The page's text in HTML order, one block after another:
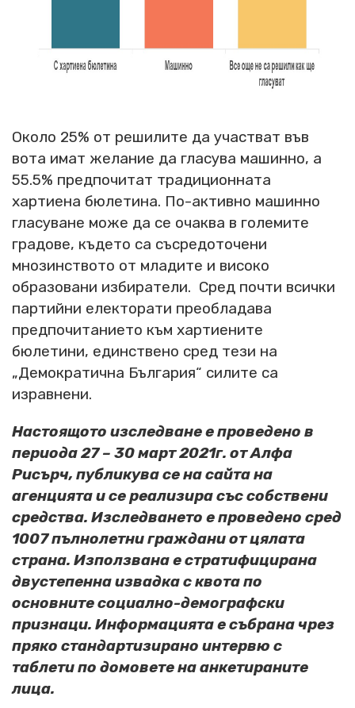
Около 25% от решилите да участват във
вота имат желание да гласува машинно, а
55.5% предпочитат традиционната
хартиена бюлетина. По-активно машинно
гласуване може да се очаква в големите
градове, където са съсредоточени
мнозинството от младите и високо
образовани избиратели. Сред почти всички
партийни електорати преобладава
предпочитанието към хартиените
бюлетини, единствено сред тези на
„Демократична България“ силите са
изравнени.
Настоящото изследване е проведено в
периода 27 – 30 март 2021г. от Алфа
Рисърч, публикува се на сайта на
агенцията и се реализира със собствени
средства. Изследването е проведено сред
1007 пълнолетни граждани от цялата
страна. Използвана е стратифицирана
двустепенна извадка с квота по
основните социално-демографски
признаци. Информацията е събрана чрез
пряко стандартизирано интервю с
таблети по домовете на анкетираните
лица.